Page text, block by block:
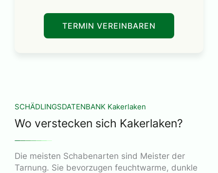
TERMIN VEREINBAREN
SCHÄDLINGSDATENBANK Kakerlaken
Wo verstecken sich Kakerlaken?
Die meisten Schabenarten sind Meister der
Tarnung. Sie bevorzugen feuchtwarme, dunkle